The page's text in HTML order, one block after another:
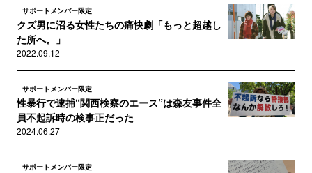
サポートメンバー限定
クズ男に沼る女性たちの痛快劇「もっと超越し
た所へ。」
2022.09.12
サポートメンバー限定
性暴行で逮捕“関西検察のエース”は森友事件全
員不起訴時の検事正だった
2024.06.27
サポートメンバー限定